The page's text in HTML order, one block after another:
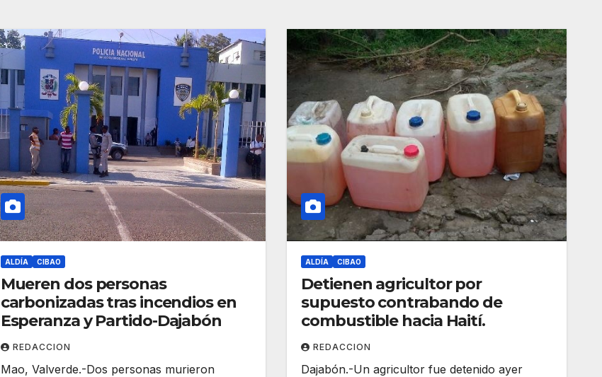
ALDÍA CIBAO
Mueren dos personas
carbonizadas tras incendios en
Esperanza y Partido-Dajabón
REDACCION
Mao, Valverde.-Dos personas murieron
ALDÍA CIBAO
Detienen agricultor por
supuesto contrabando de
combustible hacia Haití.
REDACCION
Dajabón.-Un agricultor fue detenido ayer